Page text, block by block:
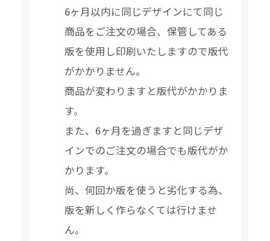
6ヶ月以内に同じデザインにて同じ
商品をご注文の場合、保管してある
版を使用し印刷いたしますので版代
がかかりません。
商品が変わりますと版代がかかりま
す。
また、6ヶ月を過ぎますと同じデザ
インでのご注文の場合でも版代がか
かります。
尚、何回か版を使うと劣化する為、
版を新しく作らなくては行けませ
ん。